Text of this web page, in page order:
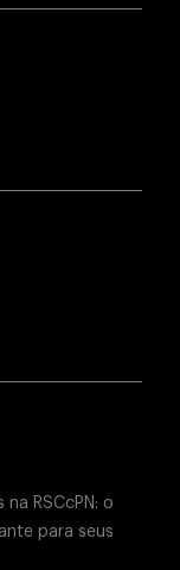
RSCcPN: o
para seus